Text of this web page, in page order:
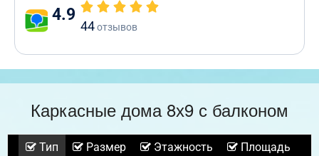
4.9
44отзывов
Каркасные дома 8х9 с балконом
Тип Размер Этажность
Площадь